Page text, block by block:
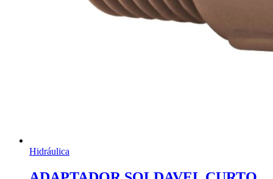
Hidráulica